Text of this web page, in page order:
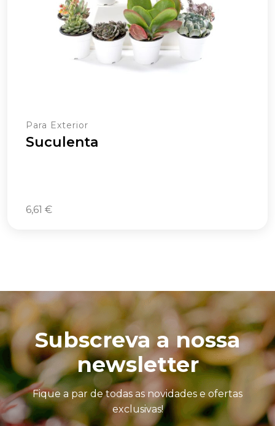
Para Exterior
Suculenta
6,61 €
Subscreva a nossa
newsletter
Fique a par de todas as novidades e ofertas
exclusivas!